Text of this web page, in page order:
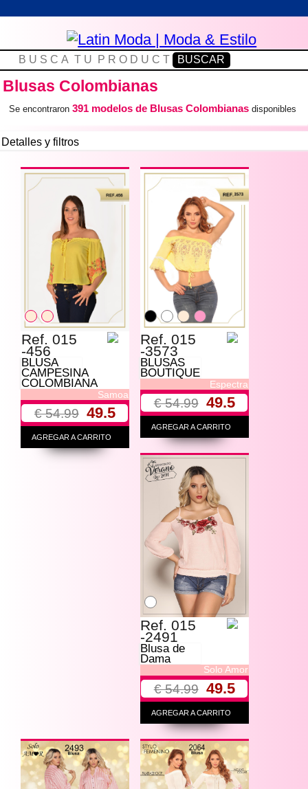
Blusas Colombianas
Se encontraron391 modelos de Blusas Colombianas disponibles
Detalles y filtros
Ref. 015
-456
BLUSA
CAMPESINA
COLOMBIANA
Samoa
€ 54.99 49.5
AGREGAR A CARRITO
Ref. 015
-3573
BLUSAS
BOUTIQUE
Espectra
€ 54.99 49.5
AGREGAR A CARRITO
Ref. 015
-2491
Blusa de
Dama
Solo Amor
€ 54.99 49.5
AGREGAR A CARRITO